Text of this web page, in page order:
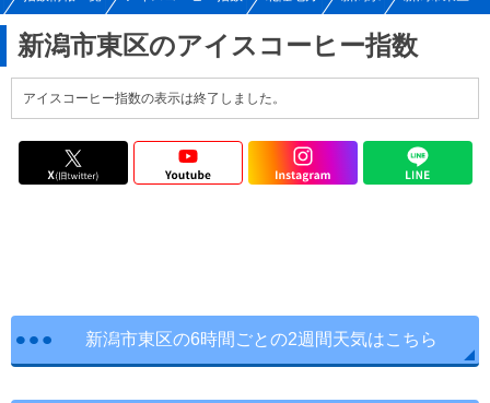
新潟市東区のアイスコーヒー指数
アイスコーヒー指数の表示は終了しました。
新潟市東区の6時間ごとの2週間天気はこちら